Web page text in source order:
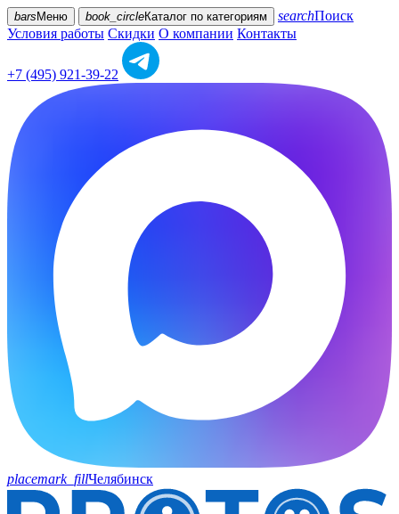
bars Меню book_circleКаталог по категориям searchПоиск
Условия работы Скидки О компании Контакты
+7 (495) 921-39-22
placemark_fillЧелябинск